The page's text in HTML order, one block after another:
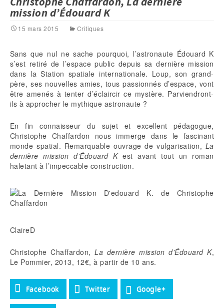
mission d’Édouard K
15 mars 2015 Critiques
Sans que nul ne sache pourquoi, l’astronaute Édouard K
s’est retiré de l’espace public depuis sa dernière mission
dans la Station spatiale internationale. Loup, son grand-
père, ses nouvelles amies, tous passionnés d’espace, vont
être amenés à tenter d’éclaircir ce mystère. Parviendront-
ils à approcher le mythique astronaute ?
En fin connaisseur du sujet et excellent pédagogue,
Christophe Chaffardon nous immerge dans le fascinant
monde spatial. Remarquable ouvrage de vulgarisation, La
dernière mission d’Édouard Kest avant tout un roman
haletant à l’impeccable construction.
ClaireD
Christophe Chaffardon,La dernière mission d’Édouard K,
Le Pommier, 2013, 12€, à partir de 10 ans.
Facebook Twitter Google+